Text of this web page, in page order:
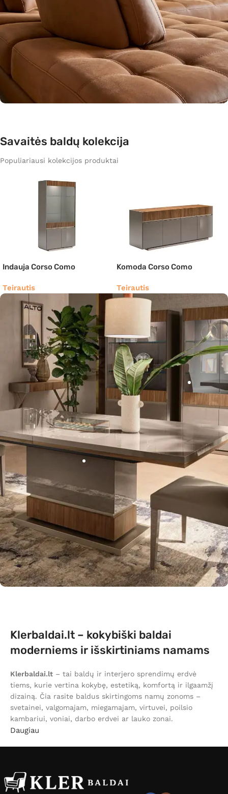
Savaitės baldų kolekcija
Populiariausi kolekcijos produktai
Indauja Corso Como
Teirautis
Komoda Corso Como
Teirautis
Klerbaldai.lt – kokybiški baldai
moderniems ir išskirtiniams namams
Klerbaldai.lt – tai baldų ir interjero sprendimų erdvė
tiems, kurie vertina kokybę, estetiką, komfortą ir ilgaamžį
dizainą. Čia rasite baldus skirtingoms namų zonoms –
svetainei, valgomajam, miegamajam, virtuvei, poilsio
kambariui, voniai, darbo erdvei ar lauko zonai.
kėdžių, lovos, spintos, virtuvės baldų ar išskirtinio
interjero akcento, Klerbaldai.lt siūlo sprendimus įvairiems
Daugiau